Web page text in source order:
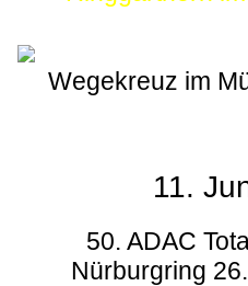
Wegekreuz im
11.
50. ADAC
Nürburgring